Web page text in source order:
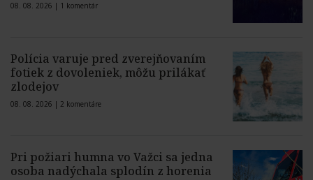
08. 08. 2026 | 1 komentár
Polícia varuje pred zverejňovaním
fotiek z dovoleniek, môžu prilákať
zlodejov
08. 08. 2026 | 2 komentáre
Pri požiari humna vo Važci sa jedna
osoba nadýchala splodín z horenia